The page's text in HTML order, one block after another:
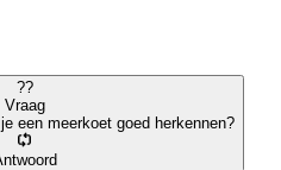
??
Vraag
een meerkoet goed herkennen?